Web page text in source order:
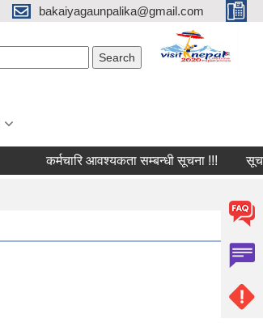
bakaiyagaunpalika@gmail.com
कर्मचारि आवश्यकता सम्बन्धी सूचना !!!